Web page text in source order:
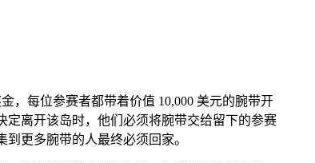
，每位参赛者都带着价值 10,000 美元的腕带开
离开该岛时，他们必须将腕带交给留下的参赛
更多腕带的人最终必须回家。